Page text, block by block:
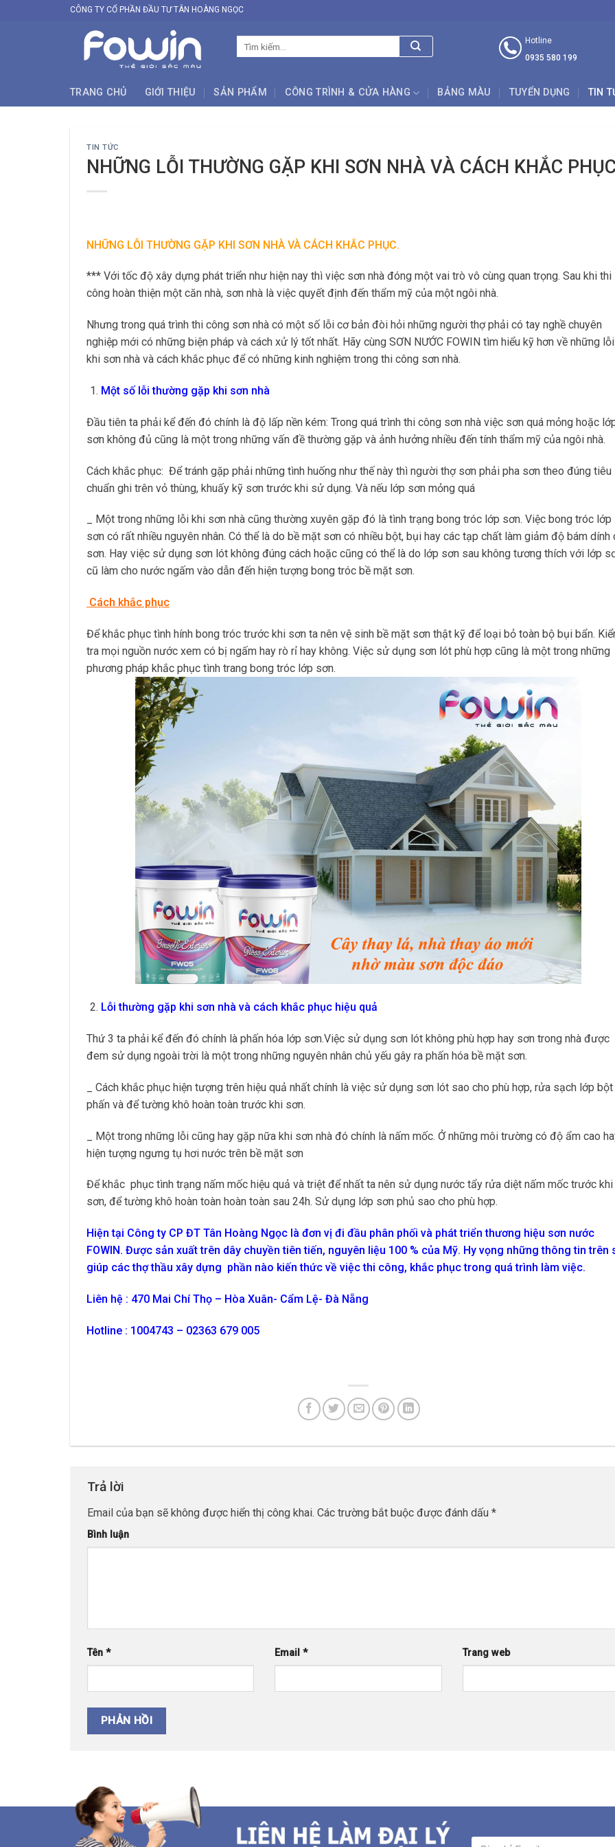
CÔNG TY CỔ PHẦN ĐẦU TƯ TÂN HOÀNG NGỌC
Tìm
kiếm:
Hotline
0935 580 199
TRANG CHỦ GIỚI THIỆU SẢN PHẨM CÔNG TRÌNH & CỬA HÀNG BẢNG MÀU TUYỂN DỤNG TIN
TIN TỨC
NHỮNG LỖI THƯỜNG GẶP KHI SƠN NHÀ VÀ CÁCH KHẮC
NHỮNG LỖI THƯỜNG GẶP KHI SƠN NHÀ VÀ CÁCH KHẮC PHỤC.
*** Với tốc độ xây dựng phát triển như hiện nay thì việc sơn nhà đóng một vai trò vô cùng quan trọng. Sau khi thi
công hoàn thiện một căn nhà, sơn nhà là việc quyết định đến thẩm mỹ của một ngôi nhà.
Nhưng trong quá trình thi công sơn nhà có một số lỗi cơ bản đòi hỏi những người thợ phải có tay nghề chuyên
nghiệp mới có những biện pháp và cách xử lý tốt nhất. Hãy cùng SƠN NƯỚC FOWIN tìm hiểu kỹ hơn về những lỗi
khi sơn nhà và cách khắc phục để có những kinh nghiệm trong thi công sơn nhà.
Một số lỗi thường gặp khi sơn nhà
Đầu tiên ta phải kể đến đó chính là độ lấp nền kém: Trong quá trình thi công sơn nhà việc sơn quá mỏng hoặc
sơn không đủ cũng là một trong những vấn đề thường gặp và ảnh hưởng nhiều đến tính thẩm mỹ của ngôi nhà.
Cách khắc phục: Để tránh gặp phải những tình huống như thế này thì người thợ sơn phải pha sơn theo đúng tiêu
chuẩn ghi trên vỏ thùng, khuấy kỹ sơn trước khi sử dụng. Và nếu lớp sơn mỏng quá
_ Một trong những lỗi khi sơn nhà cũng thường xuyên gặp đó là tình trạng bong tróc lớp sơn. Việc bong tróc lớp
sơn có rất nhiều nguyên nhân. Có thể là do bề mặt sơn có nhiều bột, bụi hay các tạp chất làm giảm độ bám dính
sơn. Hay việc sử dụng sơn lót không đúng cách hoặc cũng có thể là do lớp sơn sau không tương thích với lớp
cũ làm cho nước ngấm vào dẫn đến hiện tượng bong tróc bề mặt sơn.
Cách khắc phục
Để khắc phục tình hính bong tróc trước khi sơn ta nên vệ sinh bề mặt sơn thật kỹ để loại bỏ toàn bộ bụi bẩn.
tra mọi nguồn nước xem có bị ngấm hay rò rỉ hay không. Việc sử dụng sơn lót phù hợp cũng là một trong những
phương pháp khắc phục tình trang bong tróc lớp sơn.
Lỗi thường gặp khi sơn nhà và cách khắc phục hiệu quả
Thứ 3 ta phải kể đến đó chính là phấn hóa lớp sơn.Việc sử dụng sơn lót không phù hợp hay sơn trong nhà được
đem sử dụng ngoài trời là một trong những nguyên nhân chủ yếu gây ra phấn hóa bề mặt sơn.
_ Cách khắc phục hiện tượng trên hiệu quả nhất chính là việc sử dụng sơn lót sao cho phù hợp, rửa sạch lớp bột
phấn và để tường khô hoàn toàn trước khi sơn.
_ Một trong những lỗi cũng hay gặp nữa khi sơn nhà đó chính là nấm mốc. Ở những môi trường có độ ẩm cao
hiện tượng ngưng tụ hơi nước trên bề mặt sơn
Để khắc phục tình trạng nấm mốc hiệu quả và triệt để nhất ta nên sử dụng nước tẩy rửa diệt nấm mốc trước khi
sơn, để tường khô hoàn toàn hoàn toàn sau 24h. Sử dụng lớp sơn phủ sao cho phù hợp.
Hiện tại Công ty CP ĐT Tân Hoàng Ngọc là đơn vị đi đầu phân phối và phát triển thương hiệu sơn nước
FOWIN. Được sản xuất trên dây chuyền tiên tiến, nguyên liệu 100 % của Mỹ. Hy vọng những thông tin trên
giúp các thợ thầu xây dựng phần nào kiến thức về việc thi công, khắc phục trong quá trình làm việc.
Liên hệ : 470 Mai Chí Thọ – Hòa Xuân- Cẩm Lệ- Đà Nẵng
Hotline : 1004743 – 02363 679 005
Trả lời
Email của bạn sẽ không được hiển thị công khai. Các trường bắt buộc được đánh dấu *
Bình luận
Tên * Email* Trang web